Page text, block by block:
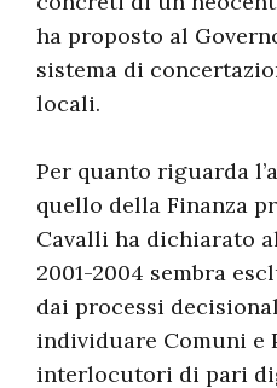
ha proposto al
sistema di
locali.
Per quanto riguarda
quello della Finanza
Cavalli ha dichiarato
2001-2004 sembra
dai processi
individuare Comuni e
interlocutori di pari